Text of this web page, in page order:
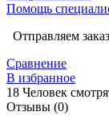
Помощь
Отправляем
Сравнение
В избранное
18 Человек
Отзывы (0)